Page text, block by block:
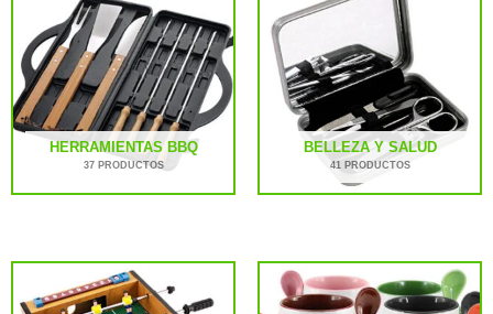
HERRAMIENTAS BBQ
37 PRODUCTOS
BELLEZA Y SALUD
41 PRODUCTOS